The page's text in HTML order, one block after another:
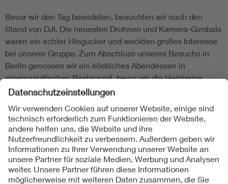
Bevor wir den Tag beendeten, besuchten wir noch den
Stand von DJI. Die neuesten Drohnen und Kamera-Gimbals
waren ein echter Hingucker und weckten großes Interesse
bei unserer Gruppe. Zum Abschluss unseres Besuchs in
Berlin genossen wir ein köstliches Abendessen in
einemasiatischen Restaurant, bevor wir die Heimreise
antraten.Die zwei Tage in Berlin waren voller spannender
Thüringen uns diese Möglichkeit gegeben zu haben.
Armen Mnatsakanyan
Folgen Sie uns